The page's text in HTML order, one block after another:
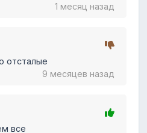
1 месяц назад
отсталые
9 месяцев назад
все